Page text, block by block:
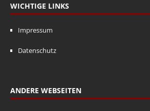
WICHTIGE LINKS
Impressum
Datenschutz
ANDERE WEBSEITEN